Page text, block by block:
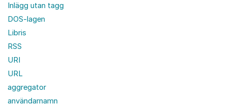
Inlägg utan tagg
DOS-lagen
Libris
RSS
URI
URL
aggregator
användarnamn